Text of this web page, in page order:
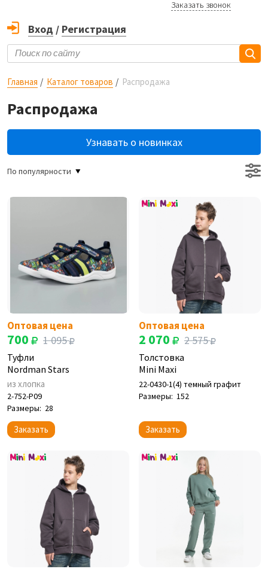
Заказать звонок
Вход / Регистрация
Главная Каталог товаров Распродажа
Распродажа
Узнавать о новинках
По популярности
Оптовая цена
700 1 095
Туфли
Nordman Stars
из хлопка
2-752-P09
Размеры: 28
Заказать
Оптовая цена
2 070 2 575
Толстовка
Mini Maxi
22-0430-1(4) темный графит
Размеры: 152
Заказать